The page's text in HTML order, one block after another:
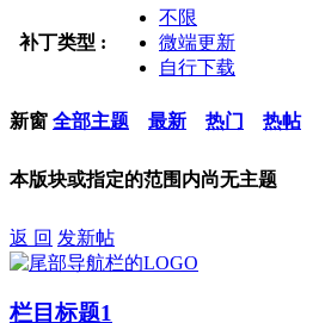
补丁类型 :
不限
微端更新
自行下载
新窗 全部主题 最新 热门 热帖
本版块或指定的范围内尚无主题
返 回 发新帖
栏目标题1